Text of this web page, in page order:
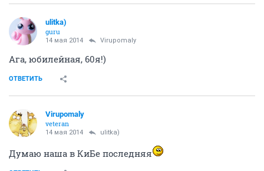
ulitka)
guru
14 мая 2014 Virupomaly
Ага, юбилейная, 60я!)
ОТВЕТИТЬ
Virupomaly
veteran
14 мая 2014 ulitka)
Думаю наша в КиБе последняя